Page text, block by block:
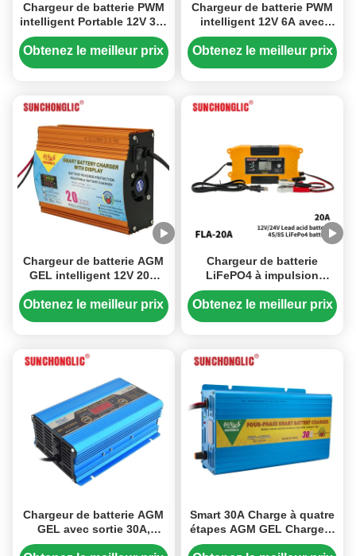
Chargeur de batterie PWM
intelligent Portable 12V 3A,
avec entrée triphasée et
prévention de la
Obtenez le meilleur prix
Chargeur de batterie PWM
intelligent 12V 6A avec
écran LCD pour batteries
au plomb
Obtenez le meilleur prix
Chargeur de batterie AGM
GEL intelligent 12V 20A
avec charge triphasée et
affichage LED pour
Obtenez le meilleur prix
Chargeur de batterie
LiFePO4 à impulsion
intelligente 24V 20A avec
conception peu
Obtenez le meilleur prix
Chargeur de batterie AGM
GEL avec sortie 30A,
fonction de démarrage du
Smart 30A Charge à quatre
étapes AGM GEL Chargeur
de batterie léger pour